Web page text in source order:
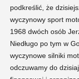
podkreślić, że
wyczynowy sport
1968 dwóch osób
Niedługo po tym w
wyczynowe silniki
odczuwamy do